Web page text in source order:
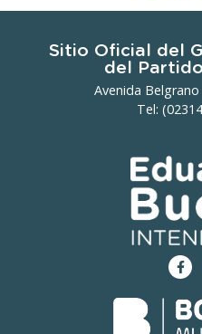
Sitio Oficial del
del
Avenida Belgrano
Tel: